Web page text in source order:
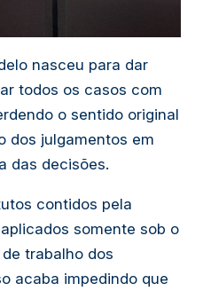
nasceu para dar
todos os casos com
o sentido original
dos julgamentos em
das decisões.
contidos pela
somente sob o
trabalho dos
acaba impedindo que